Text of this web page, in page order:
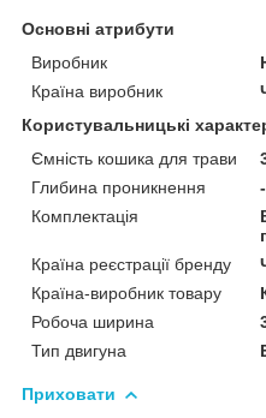
Основні атрибути
Виробник
Країна виробник
Користувальницькі
Ємність кошика для трави
Глибина проникнення
Комплектація
Країна реєстрації бренду
Країна-виробник товару
Робоча ширина
Тип двигуна
Приховати